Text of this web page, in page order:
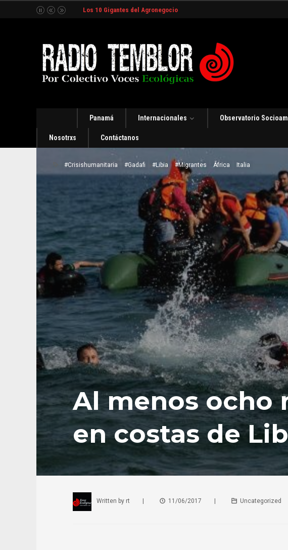
Los 10 Gigantes del Agronegocio
Panamá Internacionales Observatorio
Nosotrxs Contáctanos
#Crisishumanitaria #Gadafi #Libia #Migrantes África Italia
Al menos ocho
en costas de
Written by rt 11/06/2017 Uncategorized